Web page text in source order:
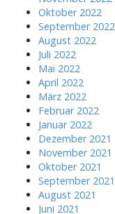
Oktober 2022
September 2022
August 2022
Juli 2022
Mai 2022
April 2022
März 2022
Februar 2022
Januar 2022
Dezember 2021
November 2021
Oktober 2021
September 2021
August 2021
Juni 2021